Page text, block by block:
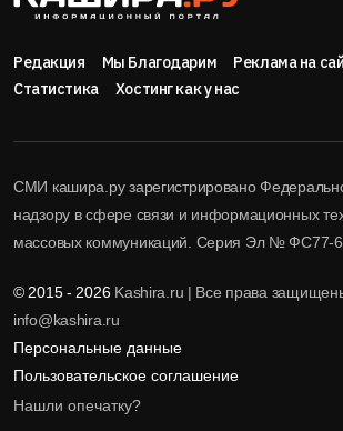
Редакция Мы Благодарим Реклама на
Статистика
Хостинг как у нас
СМИ кашира.ру зарегистрировано
надзору в сфере связи и информационных
массовых коммуникаций. Серия Эл № ФС77-
© 2015 - 2026Kashira.ru | Все права
info@kashira.ru
Персональные данные
Пользовательское соглашение
Нашли опечатку?